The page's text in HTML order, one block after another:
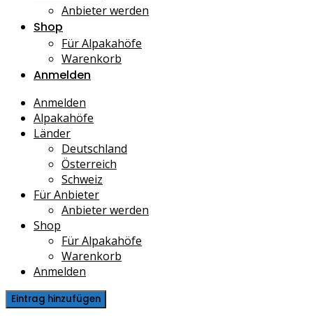
Anbieter werden
Shop
Für Alpakahöfe
Warenkorb
Anmelden
Anmelden
Alpakahöfe
Länder
Deutschland
Österreich
Schweiz
Für Anbieter
Anbieter werden
Shop
Für Alpakahöfe
Warenkorb
Anmelden
Eintrag hinzufügen